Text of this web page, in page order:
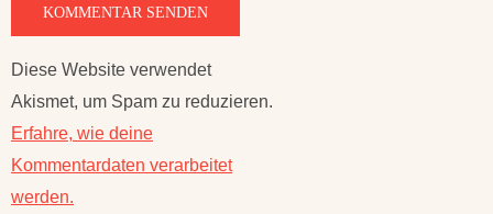
Diese Website verwendet
Akismet, um Spam zu reduzieren.
Erfahre, wie deine
Kommentardaten verarbeitet
werden.